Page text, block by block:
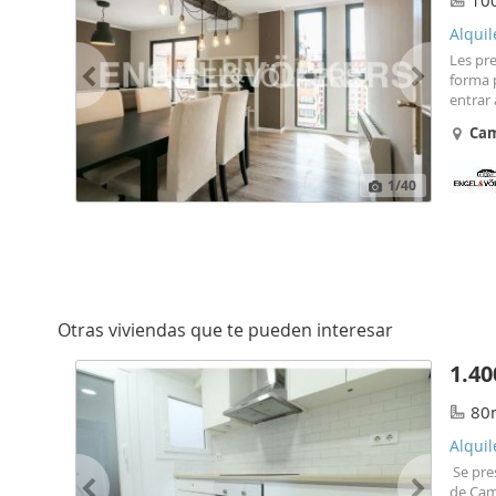
1/40
Les
forma
entrar
Otras viviendas que te pueden interesar
Se
de